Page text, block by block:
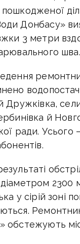
Донбасу»
3 метри
шва.
Дружківка,
й
ради. Усього
2300
у сірій зоні
обстежують